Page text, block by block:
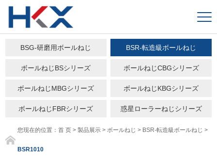
BSG-研磨用ボールねじ BSR-転造級ボールねじ
ボールねじBSシリーズ ボールねじCBGシリーズ
ボールねじMBGシリーズ ボールねじKBGシリーズ
ボールねじFBRシリーズ 惑星ローラーねじシリーズ
您现在的位置：首 页 >製品展示 >ボールねじ > BSR-転造級ボールねじ >
BSR1010